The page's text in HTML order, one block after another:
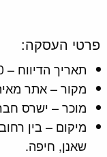
פרטי העסקה:
תאריך הדיווח – 18.8.2020
מקור – אתר
מוכר – ישרס
מיקום – בין
שאנן, חיפה.